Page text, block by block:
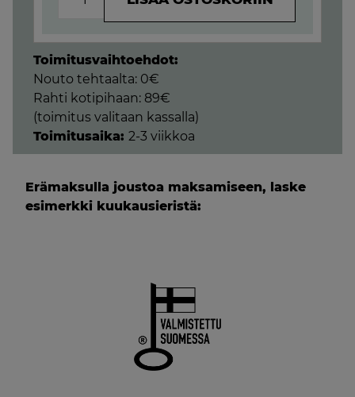
KULMA-
3
MÄÄRÄ
Toimitusvaihtoehdot:
Nouto tehtaalta: 0€
Rahti kotipihaan: 89€
(toimitus valitaan kassalla)
Toimitusaika: 2-3 viikkoa
Erämaksulla joustoa maksamiseen, laske
esimerkki kuukausieristä: